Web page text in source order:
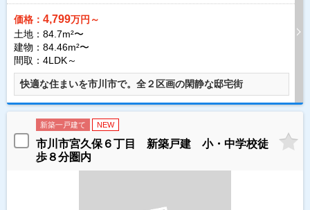
価格： 4,799万円～
土地：84.7m²〜
建物：84.46m²〜
間取：4LDK～
快適な住まいを市川市で。全２区画の閑静な邸宅街
新築一戸建て NEW
市川市宮久保６丁目 新築戸建 小・中学校徒
歩８分圏内